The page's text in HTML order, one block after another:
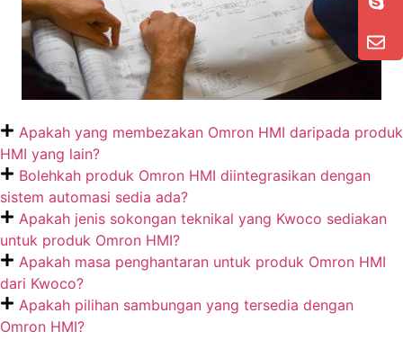
Apakah yang membezakan Omron HMI daripada produk
HMI yang lain?
Bolehkah produk Omron HMI diintegrasikan dengan
sistem automasi sedia ada?
Apakah jenis sokongan teknikal yang Kwoco sediakan
untuk produk Omron HMI?
Apakah masa penghantaran untuk produk Omron HMI
dari Kwoco?
Apakah pilihan sambungan yang tersedia dengan
Omron HMI?